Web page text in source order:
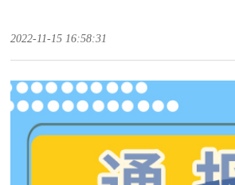
2022-11-15 16:58:31